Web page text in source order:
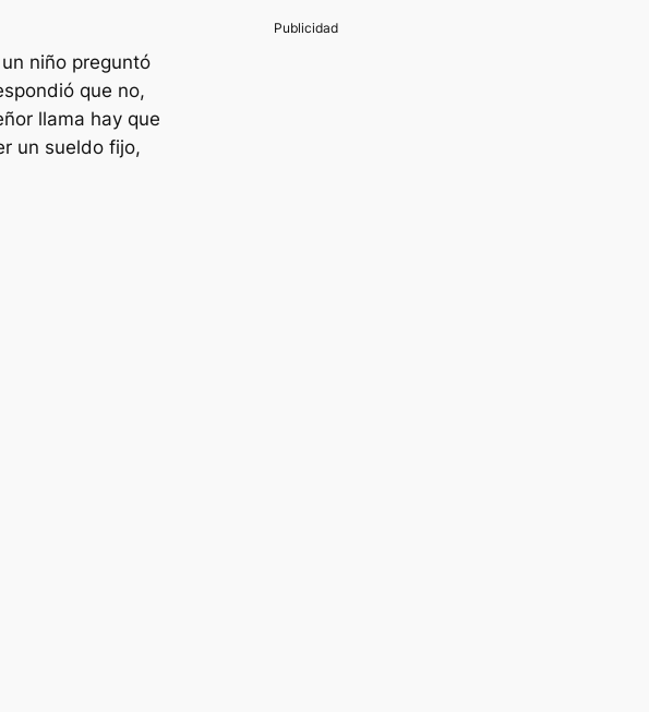
niño preguntó
que no,
llama hay que
un sueldo fijo,